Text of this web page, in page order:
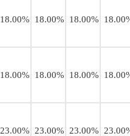
18.00% 18.00% 18.00%
18.00% 18.00% 18.00%
23.00% 23.00% 23.00%